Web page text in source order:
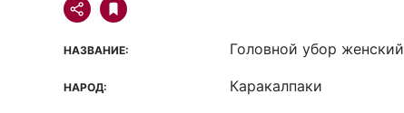
НАЗВАНИЕ: Головной убор женский
НАРОД: Каракалпаки